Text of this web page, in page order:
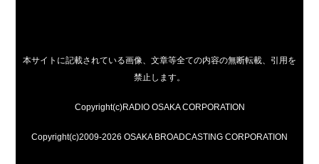
本サイトに記載されている画像、文章等全ての内容の無断転載、引用を
禁止します。
Copyright(c)RADIO OSAKA CORPORATION
Copyright(c)2009-2026 OSAKA BROADCASTING CORPORATION